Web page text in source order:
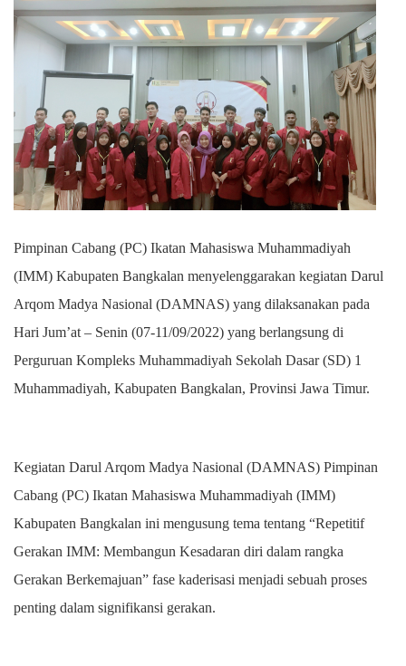
Pimpinan Cabang (PC) Ikatan Mahasiswa Muhammadiyah
(IMM) Kabupaten Bangkalan menyelenggarakan kegiatan Darul
Arqom Madya Nasional (DAMNAS) yang dilaksanakan pada
Hari Jum’at – Senin (07-11/09/2022) yang berlangsung di
Perguruan Kompleks Muhammadiyah Sekolah Dasar (SD) 1
Muhammadiyah, Kabupaten Bangkalan, Provinsi Jawa Timur.
Kegiatan Darul Arqom Madya Nasional (DAMNAS) Pimpinan
Cabang (PC) Ikatan Mahasiswa Muhammadiyah (IMM)
Kabupaten Bangkalan ini mengusung tema tentang “Repetitif
Gerakan IMM: Membangun Kesadaran diri dalam rangka
Gerakan Berkemajuan” fase kaderisasi menjadi sebuah proses
penting dalam signifikansi gerakan.